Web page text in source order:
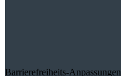
Barrierefreiheits-Anpassungen